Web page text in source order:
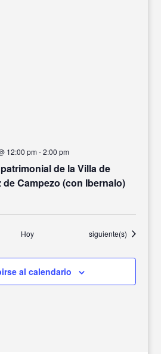
de la Villa de
de Campezo (con Ibernalo)
12:00 pm-2:00 pm
Hoy Eventos
siguiente(s)
al calendario